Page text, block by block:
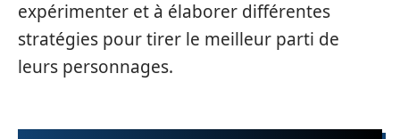
expérimenter et à élaborer différentes
stratégies pour tirer le meilleur parti de
leurs personnages.